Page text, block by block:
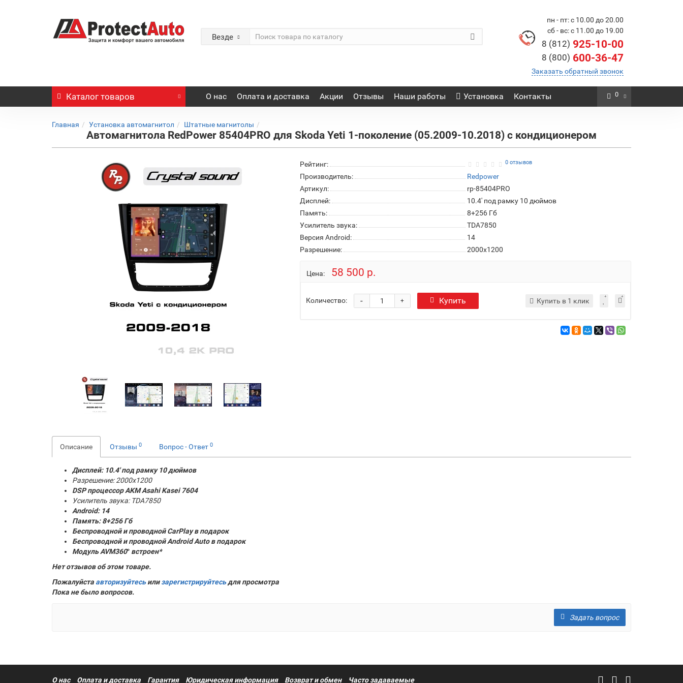
Везде
пн - пт: с 10.00 до 20.00
сб - вс: с 11.00 до 19.00
8 (812) 925-10-00
8 (800) 600-36-47
Заказать обратный звонок
Каталог товаров О нас Оплата и доставка Акции Отзывы Наши работы Установка Контакты 0
Главная Установка автомагнитол Штатные магнитолы
Автомагнитола RedPower 85404PRO для Skoda Yeti 1-поколение (05.2009-10.2018) с кондиционером
Рейтинг: 0 отзывов
Производитель:
Redpower
Артикул:
rp-85404PRO
Дисплей:
10.4' под рамку 10 дюймов
Память:
8+256 Гб
Усилитель звука:
TDA7850
Версия Android:
14
Разрешение:
2000x1200
Цена: 58 500 р.
Количество: +
- Купить Купить в 1 клик
Описание Отзывы 0 Вопрос - Ответ 0
Дисплей: 10.4' под рамку 10 дюймов
Разрешение: 2000x1200
DSP процессор AKM Asahi Kasei 7604
Усилитель звука: TDA7850
Android: 14
Память:8+256 Гб
Беспроводной и проводной CarPlay в подарок
Беспроводной и проводной Android Auto в подарок
Модуль AVM360° встроен*
Нет отзывов об этом товаре.
Пожалуйста авторизуйтесьилизарегистрируйтесьдля просмотра
Пока не было вопросов.
Задать вопрос
О нас Оплата и доставка Гарантия Юридическая информация Возврат и обмен Часто задаваемые